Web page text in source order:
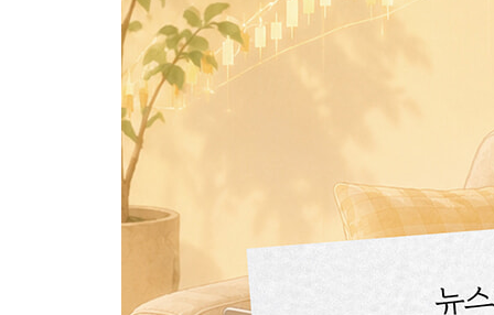
첫 ETF 매수 전, 이것만 확인하라
PART 3. 돈 버는 주식투자를 시작합니다
7장. 손희애의 실전 투자 첫걸음
처음에는 소액으로 시작하는 이유
한 번에 사지 않고 나눠 사는 이유
초보일수록 ‘종목’보다 ‘방식’이 먼저다
8장. 비기너를 위한 종목 선택 루틴 5단계
1단계: 이 산업을 정말 이해하고 있는가